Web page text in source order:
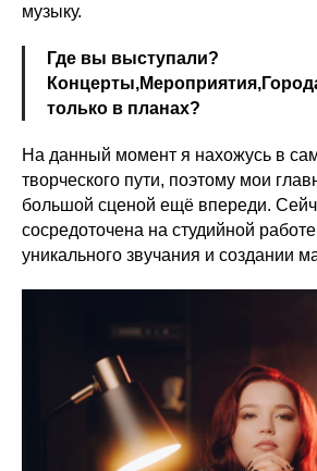
музыку.
Где вы выступали?
только в планах?
На данный момент я нахожусь в
творческого пути, поэтому мои
большой сценой ещё впереди.
сосредоточена на студийной
уникального звучания и создании